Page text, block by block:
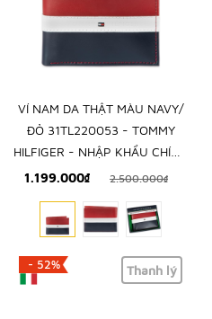
VÍ NAM DA THẬT MÀU NAVY/
ĐỎ 31TL220053 - TOMMY
HILFIGER - NHẬP KHẨU CHÍNH
HÃNG TỪ MỸ
1.199.000₫ 2.500.000₫
- 52% Thanh lý